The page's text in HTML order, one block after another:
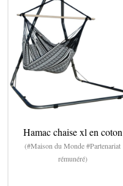
Hamac chaise xl en coton
(#Maison du Monde #Partenariat
rémunéré)